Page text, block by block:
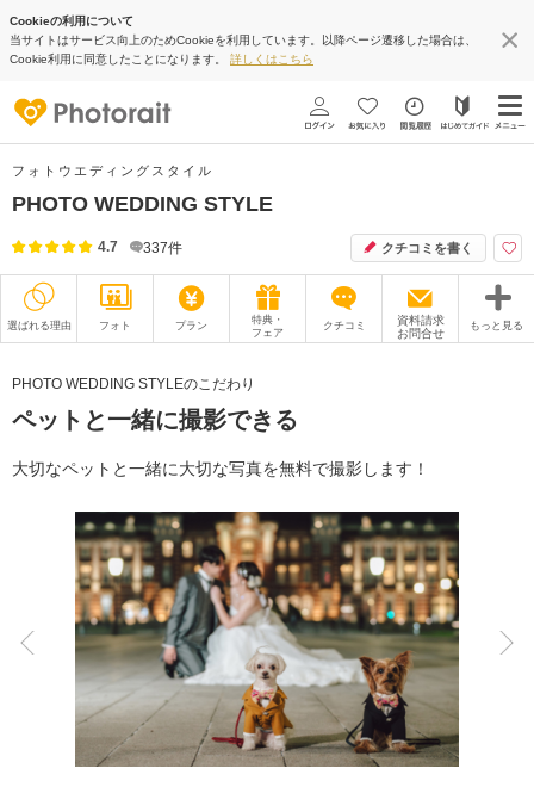
Cookieの利用について
当サイトはサービス向上のためCookieを利用しています。以降ページ遷移した場合は、
Cookie利用に同意したことになります。 詳しくはこちら
フォトウエディングスタイル
PHOTO WEDDING STYLE
4.7 337件 クチコミを書く
選ばれる理由 フォト プラン
特典・
フェア
クチコミ
資料請求
お問合せ
もっと見る
衣装
オプション ブログ
アクセス/TEL スタジオトップ
こだわりポイント
スタジオでの撮影 衣装追加無料
PHOTO WEDDING STYLEのこだわり
ペットと一緒に撮影できる
大切なペットと一緒に大切な写真を無料で撮影します！